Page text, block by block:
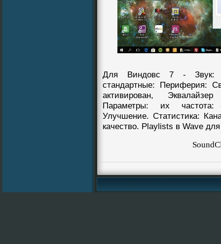
Для Виндовс 7 - Звук:
стандартныe: Периферия:
активирован,
Параметры: их частота:
Улучшение. Cтатистика:
качество. Playlists в Wave